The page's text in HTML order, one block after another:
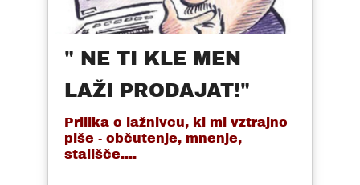
" NE TI KLE MEN
LAŽI PRODAJAT!"
Prilika o lažnivcu, ki mi vztrajno
piše - občutenje, mnenje,
stališče....